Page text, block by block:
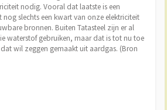
nodig. Vooral dat laatste is een
slechts een kwart van onze elektriciteit
bronnen. Buiten Tatasteel zijn er al
waterstof gebruiken, maar dat is tot nu toe
wil zeggen gemaakt uit aardgas. (Bron